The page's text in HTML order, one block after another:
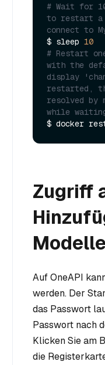
# Wait for
to restart
connect to
$ sleep 10
# Restart
with the
display
restarted,
resolved by
while
Zugriff
Auf OneAPI
werden. Der
das Passwort
Passwort nach
Klicken Sie am
die